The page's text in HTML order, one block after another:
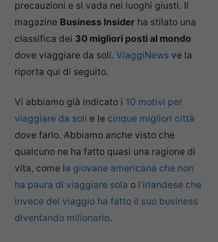
precauzioni e si vada nei luoghi giusti. Il
magazine Business Insider ha stilato una
classifica dei 30 migliori posti al mondo
dove viaggiare da soli. ViaggiNews ve la
riporta qui di seguito.
Vi abbiamo già indicato i 10 motivi per
viaggiare da soli e le cinque migliori città
dove farlo. Abbiamo anche visto che
qualcuno ne ha fatto quasi una ragione di
vita, come la giovane americana che non
ha paura di viaggiare sola o l’irlandese che
invece del viaggio ha fatto il suo business
diventando milionario.